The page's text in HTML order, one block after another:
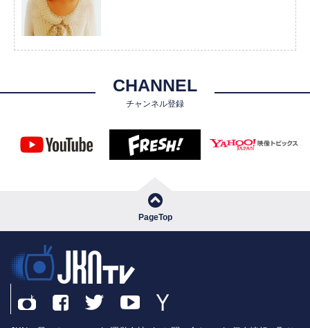
CHANNEL
チャンネル登録
PageTop